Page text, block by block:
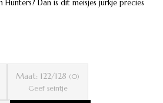
Dan is dit meisjes jurkje precies
Maat: 122/128 (0)
Geef seintje